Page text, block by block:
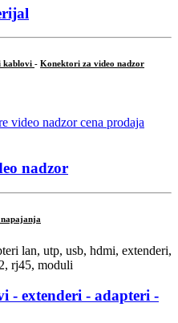
kablovi - Konektori za video nadzor
nadzor
- extenderi - adapteri -